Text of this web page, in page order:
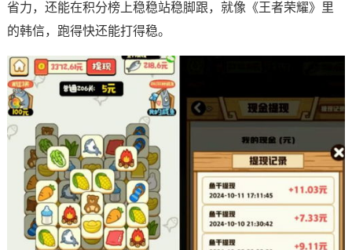
省力，还能在积分榜上稳稳站稳脚跟，就像《王者荣耀》里
的韩信，跑得快还能打得稳。